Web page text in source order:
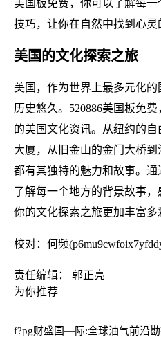
美国板免费，你可以了解每
技巧，让你在自然中找到心灵
美国的文化探索之旅
美国，作为世界上最多元化的
历史悠久。520886美国板免
的美国文化资讯。从纽约的
大厦，从旧金山的金门大桥
都有其独特的魅力和故事。通
了解每一个地方的背景故事
你的文化探索之旅更加丰富多
校对：何频
责任编辑： 郭正亮
为你推荐
f?pg财盛国—际:全球油气前沿